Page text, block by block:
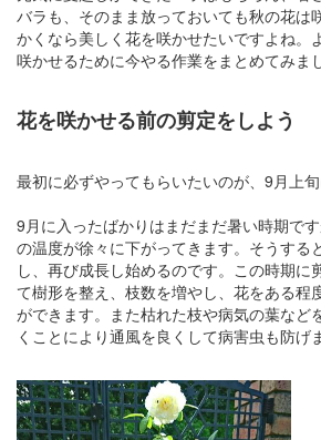
バラも、そのまま放っておいても秋の花は
かくなら美しく花を咲かせたいですよね。
咲かせるために今やる作業をまとめてみま
花を咲かせる前の剪定をしよう
最初に必ずやってもらいたいのが、9月上旬
9月に入ったばかりはまだまだ暑い時期で
の温度が徐々に下がってきます。そうする
し、再び成長し始めるのです。この時期に
て樹形を整え、枝数を増やし、花をある程
ができます。また枯れた枝や病気の葉など
くことにより通風を良くして病害虫も防げ